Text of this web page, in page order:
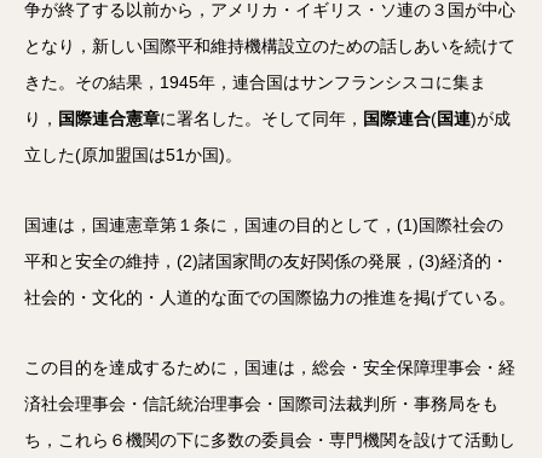
争が終了する以前から，アメリカ・イギリス・ソ連の３国が中心
となり，新しい国際平和維持機構設立のための話しあいを続けて
きた。その結果，1945年，連合国はサンフランシスコに集ま
り， 国際連合憲章に署名した。そして同年， 国際連合(国連)が成
立した(原加盟国は51か国)。
国連は，国連憲章第１条に，国連の目的として，(1)国際社会の
平和と安全の維持，(2)諸国家間の友好関係の発展，(3)経済的・
社会的・文化的・人道的な面での国際協力の推進を掲げている。
この目的を達成するために，国連は，総会・安全保障理事会・経
済社会理事会・信託統治理事会・国際司法裁判所・事務局をも
ち，これら６機関の下に多数の委員会・専門機関を設けて活動し